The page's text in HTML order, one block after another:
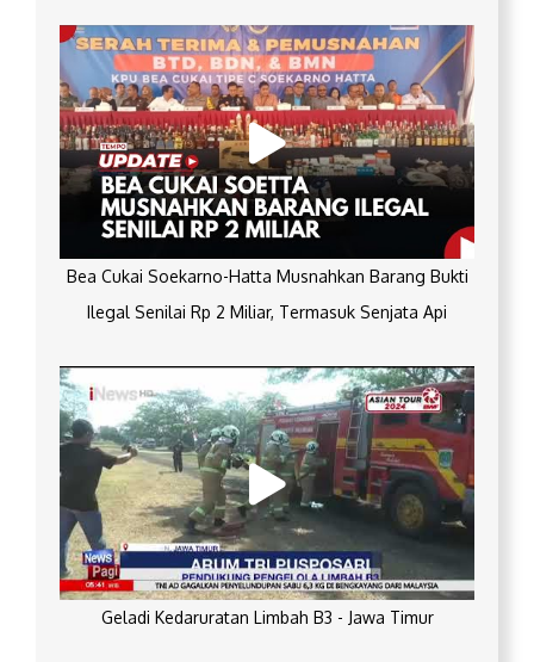
Bea Cukai Soekarno-Hatta Musnahkan Barang Bukti
Ilegal Senilai Rp 2 Miliar, Termasuk Senjata Api
Geladi Kedaruratan Limbah B3 - Jawa Timur